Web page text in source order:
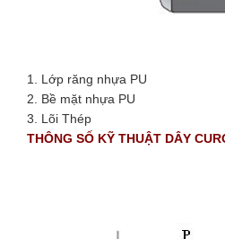
1. Lớp răng nhựa PU
2. Bề mặt nhựa PU
3. Lõi Thép
THÔNG SỐ KỸ THUẬT DÂY